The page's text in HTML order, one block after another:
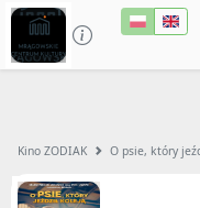
Kino ZODIAK O psie, który